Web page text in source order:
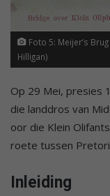
Foto 5: Meijer’s
Hilligan)
Op 29 Mei, presies
die landdros van
oor die Klein
roete tussen
Inleiding